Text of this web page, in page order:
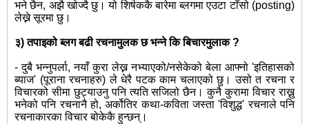
भने छैन, अझै खोज्दै छु। यो शिर्षककै बारेमा ब्लगमा एउटा टाँसो (posting)
लेख्ने सूरमा छु।
३) तपाइको ब्लग बढी रचनामुलक छ भन्ने कि बिचारमुलाक ?
- दुबै भन्नुपर्ला, नयाँ कुरा लेख्न नभ्याएको/नसेकेको बेला आफ्नो 'इतिहासको
ब्याज' (पूराना रचनाहरु) ले धेरै पटक काम चलाएको छु। उसो त रचना र
विचारको सीमा छुट्याउनु पनि त्यति सजिलो छैन। कुनै कुरामा विचार राख्नु
भनेको पनि रचनानै हो, अर्कोतिर कथा-कविता जस्ता 'विशुद्ध' रचनाले पनि
रचनाकारका विचार बोकेकै हुन्छन्।